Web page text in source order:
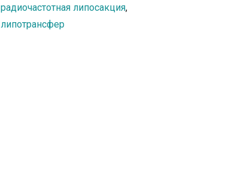
радиочастотная липосакция,
липотрансфер